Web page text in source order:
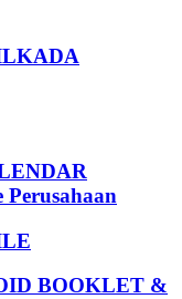
BOOKLET &